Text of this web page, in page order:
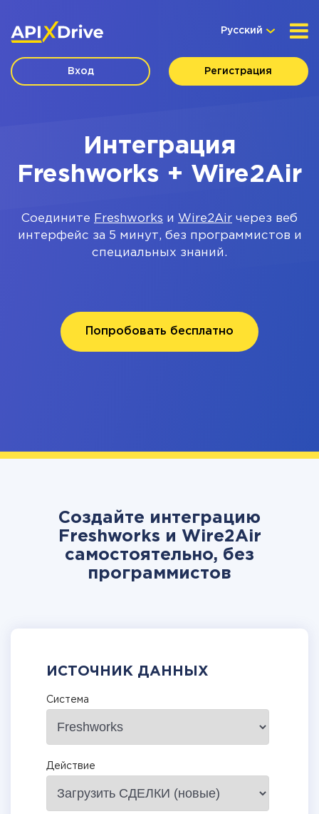
Русский
Вход Регистрация
Интеграция
Freshworks + Wire2Air
Соедините Freshworks и Wire2Air через веб
интерфейс за 5 минут, без программистов и
специальных знаний.
Попробовать бесплатно
Создайте интеграцию
Freshworks и Wire2Air
самостоятельно, без
программистов
ИСТОЧНИК ДАННЫХ
Система
Действие